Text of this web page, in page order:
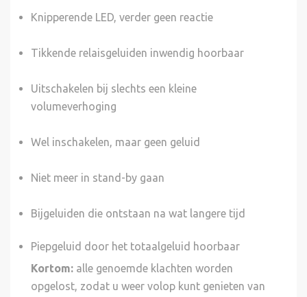
Knipperende LED, verder geen reactie
Tikkende relaisgeluiden inwendig hoorbaar
Uitschakelen bij slechts een kleine
volumeverhoging
Wel inschakelen, maar geen geluid
Niet meer in stand-by gaan
Bijgeluiden die ontstaan na wat langere tijd
Piepgeluid door het totaalgeluid hoorbaar
Kortom: alle genoemde klachten worden
opgelost, zodat u weer volop kunt genieten van